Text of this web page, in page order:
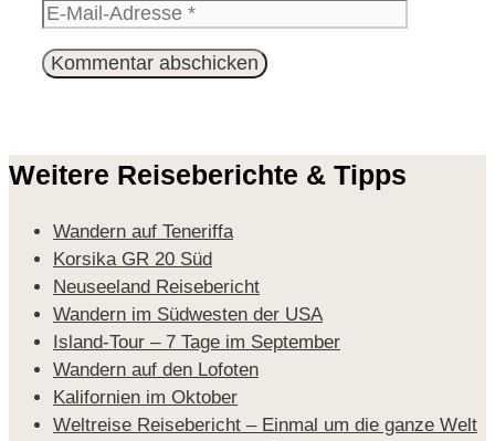
Weitere Reiseberichte & Tipps
Wandern auf Teneriffa
Korsika GR 20 Süd
Neuseeland Reisebericht
Wandern im Südwesten der USA
Island-Tour – 7 Tage im September
Wandern auf den Lofoten
Kalifornien im Oktober
Weltreise Reisebericht – Einmal um die ganze Welt